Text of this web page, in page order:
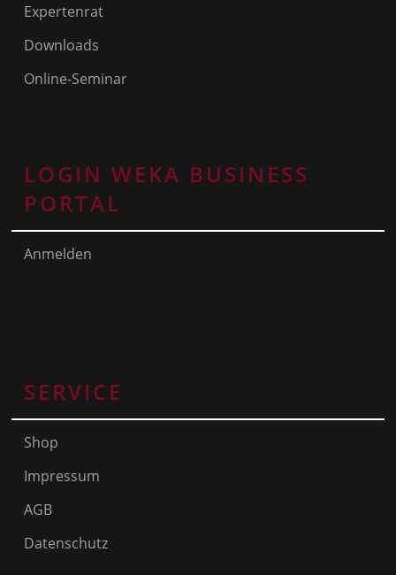
Expertenrat
Downloads
Online-Seminar
LOGIN WEKA BUSINESS
PORTAL
Anmelden
SERVICE
Shop
Impressum
AGB
Datenschutz